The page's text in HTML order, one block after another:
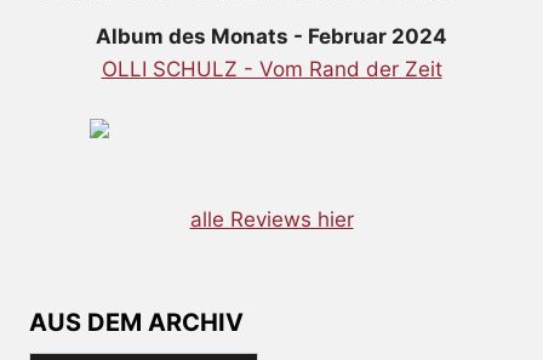
Album des Monats - Februar 2024
OLLI SCHULZ - Vom Rand der Zeit
alle Reviews hier
AUS DEM ARCHIV